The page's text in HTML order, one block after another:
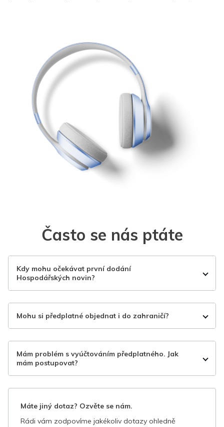
Často se nás ptáte
Kdy mohu očekávat první dodání
Hospodářských novin?
Mohu si předplatné objednat i do zahraničí?
Mám problém s vyúčtováním předplatného. Jak
mám postupovat?
Máte jiný dotaz? Ozvěte se nám.
Rádi vám zodpovíme jakékoliv dotazy ohledně